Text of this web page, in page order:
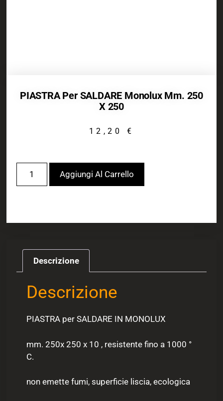
PIASTRA Per SALDARE Monolux Mm. 250
X 250
12,20 €
Aggiungi Al Carrello
Descrizione
Descrizione
PIASTRA per SALDARE IN MONOLUX
mm. 250x 250 x 10 , resistente fino a 1000 °
C.
non emette fumi, superficie liscia, ecologica